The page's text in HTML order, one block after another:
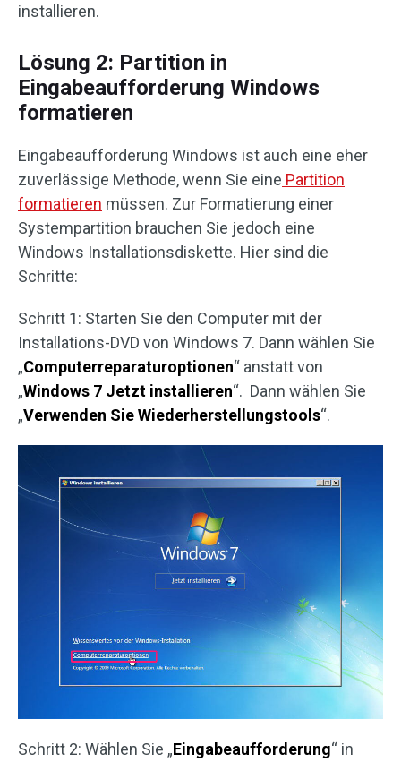
installieren.
Lösung 2: Partition in
Eingabeaufforderung Windows
formatieren
Eingabeaufforderung Windows ist auch eine eher
zuverlässige Methode, wenn Sie eine Partition
formatieren müssen. Zur Formatierung einer
Systempartition brauchen Sie jedoch eine
Windows Installationsdiskette. Hier sind die
Schritte:
Schritt 1: Starten Sie den Computer mit der
Installations-DVD von Windows 7. Dann wählen Sie
„Computerreparaturoptionen“ anstatt von
„Windows 7 Jetzt installieren“. Dann wählen Sie
„Verwenden Sie Wiederherstellungstools“.
Schritt 2: Wählen Sie „Eingabeaufforderung“ in